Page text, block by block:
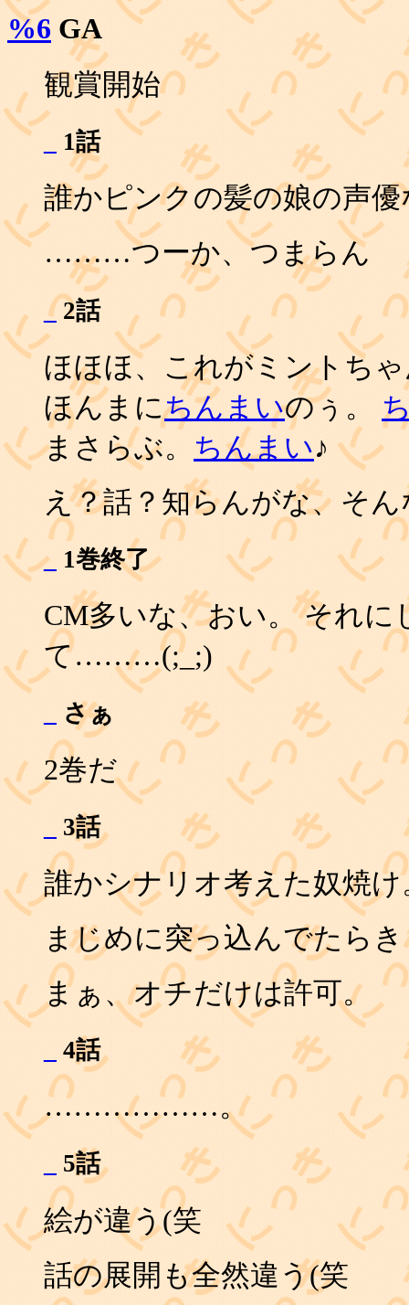
%6 GA
観賞開始
1話
誰かピンクの髪の娘の声
………つーか、つまらん
_2話
ほほほ、これがミントち
ほんまにちんまいのぅ。
まさらぶ。 ちんまい♪
え？話？知らんがな、そ
_ 1巻終了
CM多いな、おい。 それに
て………(;_;)
さぁ
2巻だ
3話
誰かシナリオ考えた奴焼け
まじめに突っ込んでたら
まぁ、オチだけは許可。
4話
………………。
5話
絵が違う(笑
話の展開も全然違う(笑